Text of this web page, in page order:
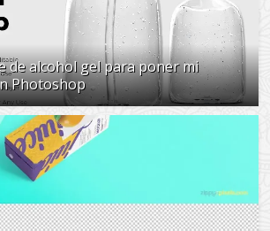
de alcohol gel para poner mi
Photoshop